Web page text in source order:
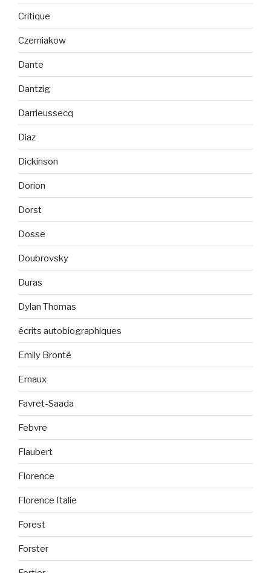
Critique
Czerniakow
Dante
Dantzig
Darrieussecq
Diaz
Dickinson
Dorion
Dorst
Dosse
Doubrovsky
Duras
Dylan Thomas
écrits autobiographiques
Emily Brontë
Ernaux
Favret-Saada
Febvre
Flaubert
Florence
Florence Italie
Forest
Forster